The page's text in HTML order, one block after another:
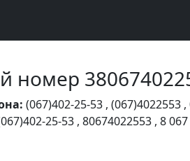
номер
(067)402-25-53 , (067)4022553 ,
25-53 , 80674022553 , 8